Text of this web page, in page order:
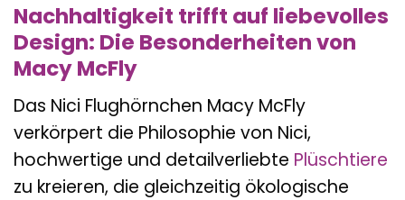
Nachhaltigkeit trifft auf liebevolles
Design: Die Besonderheiten von
Macy McFly
Das Nici Flughörnchen Macy McFly
verkörpert die Philosophie von Nici,
hochwertige und detailverliebte Plüschtiere
zu kreieren, die gleichzeitig ökologische